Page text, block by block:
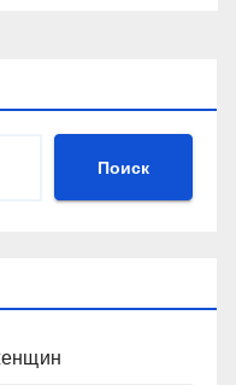
Поиск